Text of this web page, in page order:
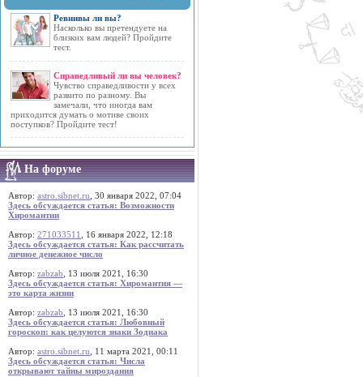
Ревнивы ли вы?
Насколько вы претендуете на
близких вам людей? Пройдите
тест.
Справедливый ли вы человек?
Чувство справедливости у всех
развито по разному. Вы
замечали, что иногда вам
приходится думать о мотиве своих
поступков? Пройдите тест!
На форуме
Автор: astro.sibnet.ru , 30 января 2022, 07:04
Здесь обсуждается статья: Возможности
Хиромантии
Автор: 271033511
, 16 января 2022, 12:18
Здесь обсуждается статья: Как рассчитать
личное денежное число
Автор: zabzab , 13 июля 2021, 16:30
Здесь обсуждается статья: Хиромантия —
это карта жизни
Автор: zabzab , 13 июля 2021, 16:30
Здесь обсуждается статья: Любовный
гороскоп: как целуются знаки Зодиака
Автор: astro.sibnet.ru , 11 марта 2021, 00:11
Здесь обсуждается статья: Числа
открывают тайны мироздания